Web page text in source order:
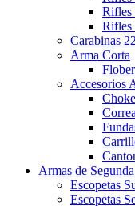
Rifles
Rifles
Carabinas
Arma Corta
Accesorios
Armas de
Escopetas
Escopetas